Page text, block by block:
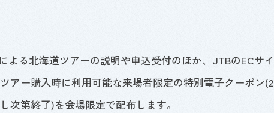
よる北海道ツアーの説明や申込受付のほか、 JTBのECサイ
アー購入時に利用可能な来場者限定の特別電子クーポン(2
次第終了)を会場限定で配布します。